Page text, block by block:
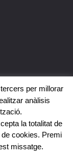
2018. Tots els
per millorar
anàlisis
la totalitat de
cookies. Premi
missatge.